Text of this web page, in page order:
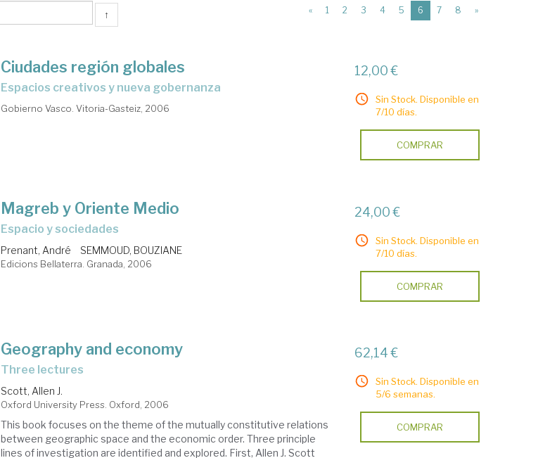
↑ « 1 2 3 4 5 6 (current)
7 8 »
Ciudades región globales
espacios creativos y nueva gobernanza
Gobierno Vasco. Vitoria-Gasteiz, 2006
12,00 €
Sin Stock. Disponible en
7/10 días.
COMPRAR
Magreb y Oriente Medio
espacio y sociedades
Prenant, André SEMMOUD, BOUZIANE
Edicions Bellaterra. Granada, 2006
24,00 €
Sin Stock. Disponible en
7/10 días.
COMPRAR
Geography and economy
three lectures
Scott, Allen J.
Oxford University Press. Oxford, 2006
This book focuses on the theme of the mutually constitutive relations
between geographic space and the economic order. Three principle
lines of investigation are identified and explored. First, Allen J. Scott
62,14 €
Sin Stock. Disponible en
5/6 semanas.
COMPRAR